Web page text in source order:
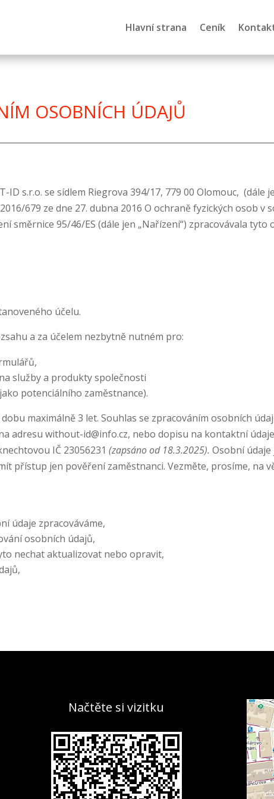
Hlavní strana Ceník
OSOBNÍCH ÚDAJŮ
s.r.o. se sídlem Riegrova 394/17, 779 00 Olomouc, (dále
679 ze dne 27. dubna 2016 O ochraně fyzických osob v
směrnice 95/46/ES (dále jen „Nařízení“) zpracovávala tyto
účelu.
a za účelem nezbytně nutném pro:
služby a produkty společnosti
potenciálního zaměstnance).
maximálně 3 let. Souhlas se zpracováním osobních
adresu without-id@info.cz, nebo dopisu na kontaktní
IČ 23056231(zapsáno od 18.3.2025). Osobní
přístup jen pověření zaměstnanci. Vezměte, prosíme, na
údaje zpracováváme,
osobních údajů,
nechat aktualizovat nebo opravit,
Načtěte si vizitku